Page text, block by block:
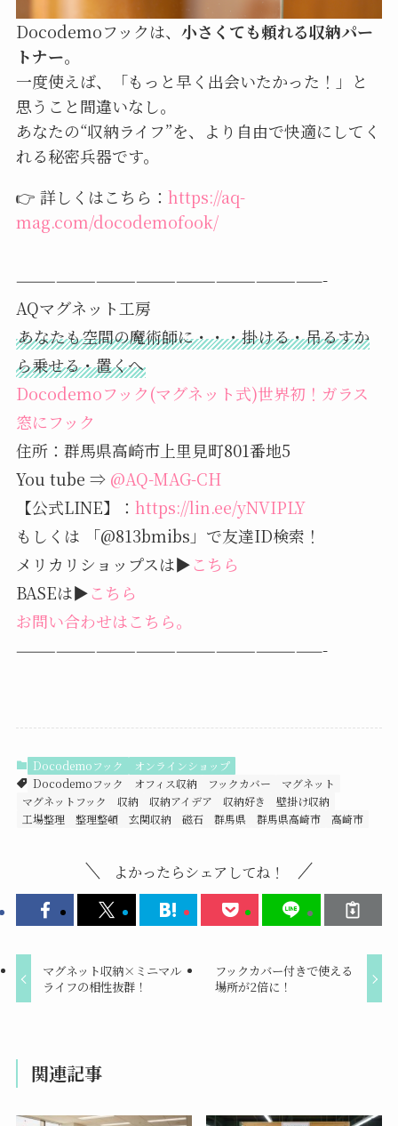
Docodemoフックは、 小さくても頼れる収納パー
トナー。
一度使えば、「もっと早く出会いたかった！」と
思うこと間違いなし。
あなたの“収納ライフ”を、より自由で快適にしてく
れる秘密兵器です。
👉 詳しくはこちら： https://aq-
mag.com/docodemofook/
———————————————————————-
AQマグネット工房
あなたも空間の魔術師に・・・掛ける・吊るすか
ら乗せる・置くへ
Docodemoフック(マグネット式)世界初！ガラス
窓にフック
住所：群馬県高崎市上里見町801番地5
You tube ⇒@AQ-MAG-CH
【公式LINE】： https://lin.ee/yNVIPLY
もしくは 「@813bmibs」で友達ID検索！
メリカリショップスは▶こちら
BASEは▶こちら
お問い合わせはこちら。
———————————————————————-
Docodemoフック
オンラインショップ
Docodemoフック
オフィス収納 フックカバー
マグネット
マグネットフック
収納 収納アイデア 収納好き
壁掛け収納
工場整理
整理整頓 玄関収納 磁石 群馬県 群馬県高崎市 高崎市
よかったらシェアしてね！
マグネット収納×ミニマル
ライフの相性抜群！
フックカバー付きで使える
場所が2倍に！
関連記事